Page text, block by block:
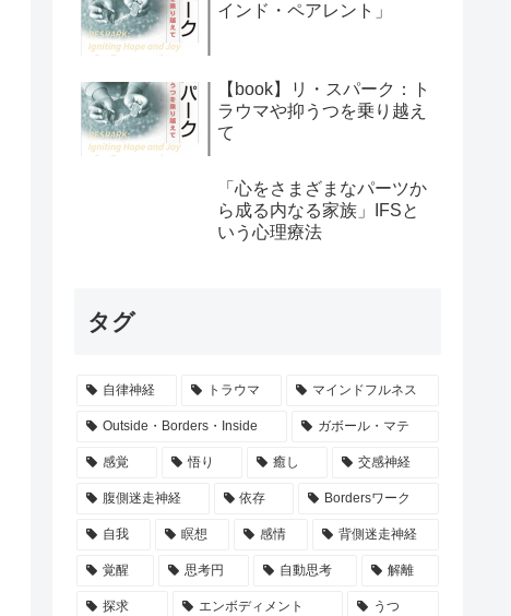
インド・ペアレント」
【book】リ・スパーク：ト
ラウマや抑うつを乗り越え
て
「心をさまざまなパーツか
ら成る内なる家族」IFSと
いう心理療法
タグ
自律神経 トラウマ マインドフルネス
Outside・Borders・Inside ガボール・マテ
感覚 悟り 癒し 交感神経
腹側迷走神経 依存 Bordersワーク
自我 瞑想 感情 背側迷走神経
覚醒 思考円 自動思考 解離
探求 エンボディメント うつ